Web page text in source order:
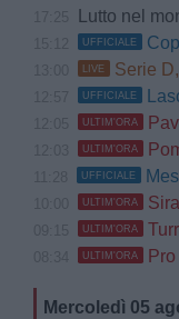
Lutto nel
UFFICIALE
LIVE Serie
UFFICIALE
ULTIM'ORA
ULTIM'ORA
UFFICIALE
ULTIM'ORA
ULTIM'ORA
ULTIM'ORA
Mercoledì 05